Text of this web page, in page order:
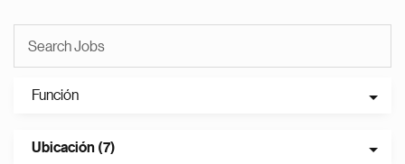
Función
Ubicación (7)